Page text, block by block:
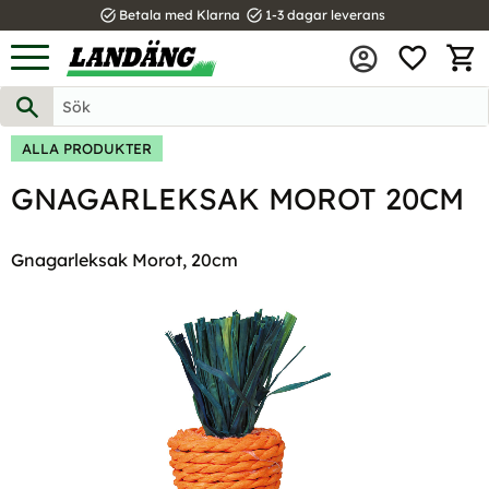
Meny
task_alt Betala med Klarna task_alt 1-3 dagar leverans
ALLA PRODUKTER
GNAGARLEKSAK MOROT 20CM
Gnagarleksak Morot, 20cm